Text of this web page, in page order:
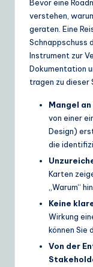
lu
ti
o
Bevor eine
verstehen,
geraten. Eine
Schnappschuss
Instrument zur
Dokumentation
tragen zu dieser
Mangel
von einer
Design)
die
Karten
„Warum“
Keine
Wirkung
können Sie
Von der